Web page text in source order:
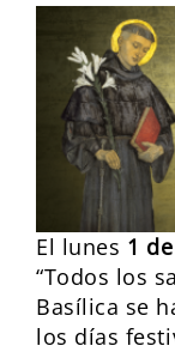
El lunes 1 de
“Todos los
Basílica se
los días